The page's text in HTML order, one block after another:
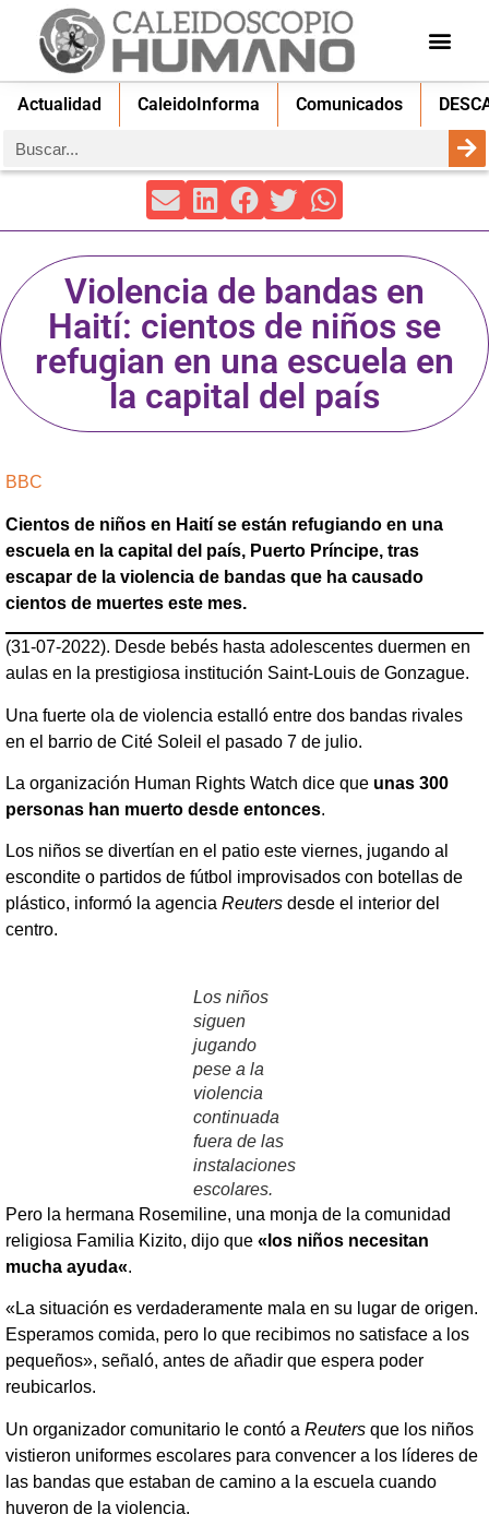
Actualidad CaleidoInforma Comunicados
Violencia de bandas en
Haití: cientos de niños se
refugian en una escuela en
la capital del país
BBC
Cientos de niños en Haití se están refugiando en una
escuela en la capital del país, Puerto Príncipe, tras
escapar de la violencia de bandas que ha causado
cientos de muertes este mes.
(31-07-2022). Desde bebés hasta adolescentes duermen en
aulas en la prestigiosa institución Saint-Louis de Gonzague.
Una fuerte ola de violencia estalló entre dos bandas rivales
en el barrio de Cité Soleil el pasado 7 de julio.
La organización Human Rights Watch dice que unas 300
personas han muerto desde entonces.
Los niños se divertían en el patio este viernes, jugando al
escondite o partidos de fútbol improvisados con botellas de
plástico, informó la agencia Reuters desde el interior del
centro.
Los niños
siguen
jugando
pese a la
violencia
continuada
fuera de las
instalaciones
escolares.
Pero la hermana Rosemiline, una monja de la comunidad
religiosa Familia Kizito, dijo que «los niños necesitan
mucha ayuda«.
«La situación es verdaderamente mala en su lugar de origen.
Esperamos comida, pero lo que recibimos no satisface a los
pequeños», señaló, antes de añadir que espera poder
reubicarlos.
Un organizador comunitario le contó a Reuters que los niños
vistieron uniformes escolares para convencer a los líderes de
las bandas que estaban de camino a la escuela cuando
huyeron de la violencia.